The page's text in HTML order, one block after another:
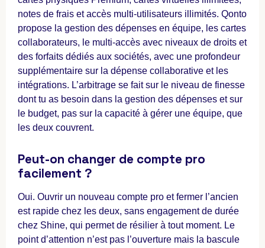
notes de frais et accès multi-utilisateurs illimités. Qonto
propose la gestion des dépenses en équipe, les cartes
collaborateurs, le multi-accès avec niveaux de droits et
des forfaits dédiés aux sociétés, avec une profondeur
supplémentaire sur la dépense collaborative et les
intégrations. L’arbitrage se fait sur le niveau de finesse
dont tu as besoin dans la gestion des dépenses et sur
le budget, pas sur la capacité à gérer une équipe, que
les deux couvrent.
Peut-on changer de compte pro
facilement ?
Oui. Ouvrir un nouveau compte pro et fermer l’ancien
est rapide chez les deux, sans engagement de durée
chez Shine, qui permet de résilier à tout moment. Le
point d’attention n’est pas l’ouverture mais la bascule